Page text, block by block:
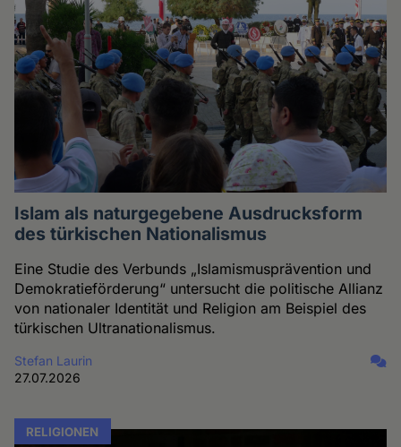
Islam als naturgegebene Ausdrucksform
des türkischen Nationalismus
Eine Studie des Verbunds „Islamismusprävention und
Demokratieförderung“ untersucht die politische Allianz
von nationaler Identität und Religion am Beispiel des
türkischen Ultranationalismus.
Stefan Laurin
27.07.2026
RELIGIONEN